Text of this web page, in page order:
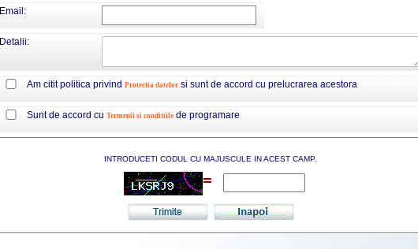
Email:
Detalii:
Am citit politica privind Protectia datelor si sunt de accord cu prelucrarea acestora
Sunt de accord cu Termenii si conditiile de programare
INTRODUCETI CODUL CU MAJUSCULE IN ACEST CAMP.
=